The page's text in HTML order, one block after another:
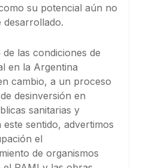
su potencial aún no
desarrollado.
las condiciones de
en la Argentina
cambio, a un proceso
desinversión en
sanitarias y
este sentido, advertimos
el
de organismos